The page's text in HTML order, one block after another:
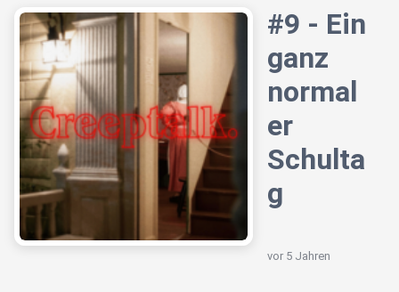
#9 - Ein
ganz
normal
er
Schulta
g
vor 5 Jahren